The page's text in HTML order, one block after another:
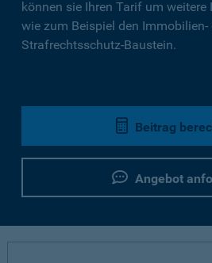
können sie Ihren Tarif um weitere
wie zum Beispiel den Immobilien-
Strafrechtsschutz-Baustein.
Beitrag
Angebot